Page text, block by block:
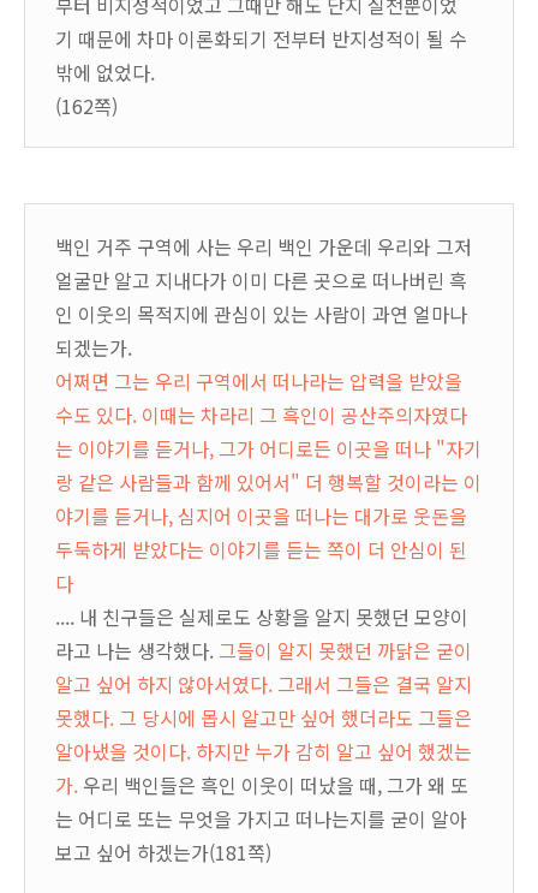
기 때문에 차마 이론화되기 전부터 반지성적이 될 수
밖에 없었다.
(162쪽)
백인 거주 구역에 사는 우리 백인 가운데 우리와 그저
얼굴만 알고 지내다가 이미 다른 곳으로 떠나버린 흑
인 이웃의 목적지에 관심이 있는 사람이 과연 얼마나
되겠는가.
어쩌면 그는 우리 구역에서 떠나라는 압력을 받았을
수도 있다. 이때는 차라리 그 흑인이 공산주의자였다
는 이야기를 듣거나, 그가 어디로든 이곳을 떠나 "자기
랑 같은 사람들과 함께 있어서" 더 행복할 것이라는 이
야기를 듣거나, 심지어 이곳을 떠나는 대가로 웃돈을
두둑하게 받았다는 이야기를 듣는 쪽이 더 안심이 된
다
.... 내 친구들은 실제로도 상황을 알지 못했던 모양이
라고 나는 생각했다. 그들이 알지 못했던 까닭은 굳이
알고 싶어 하지 않아서였다. 그래서 그들은 결국 알지
못했다. 그 당시에 몹시 알고만 싶어 했더라도 그들은
알아냈을 것이다. 하지만 누가 감히 알고 싶어 했겠는
가. 우리 백인들은 흑인 이웃이 떠났을 때, 그가 왜 또
는 어디로 또는 무엇을 가지고 떠나는지를 굳이 알아
보고 싶어 하겠는가(181쪽)